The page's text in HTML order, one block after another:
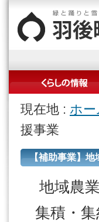
現在地 : ホー
援事業
【補助事業】地
地域農
集積・